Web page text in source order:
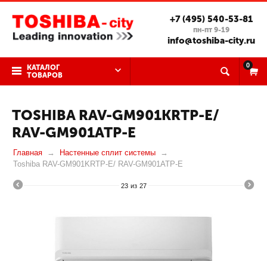
+7 (495) 540-53-81
пн-пт 9-19
info@toshiba-city.ru
КАТАЛОГ
ТОВАРОВ
0
TOSHIBA RAV-GM901KRTP-E/
RAV-GM901ATP-E
Главная
Настенные сплит системы
Toshiba RAV-GM901KRTP-E/ RAV-GM901ATP-E
23 из 27